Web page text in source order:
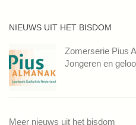
NIEUWS UIT HET BISDOM
Zomerserie Pius
Jongeren en
Meer nieuws uit het bisdom